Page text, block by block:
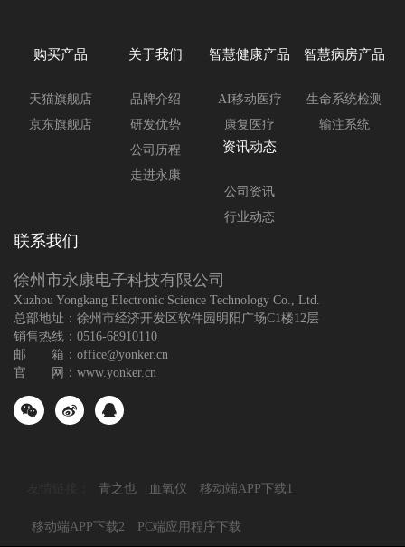
购买产品
天猫旗舰店
京东旗舰店
关于我们
品牌介绍
研发优势
公司历程
走进永康
智慧健康产品
AI移动医疗
康复医疗
智慧病房产品
生命系统检测
输注系统
资讯动态
公司资讯
行业动态
联系我们
徐州市永康电子科技有限公司
Xuzhou Yongkang Electronic Science Technology Co., Ltd.
总部地址：徐州市经济开发区软件园明阳广场C1楼12层
销售热线：0516-68910110
邮 箱：office@yonker.cn
官 网：www.yonker.cn
青之也 血氧仪 移动端APP下载1
移动端APP下载2 PC端应用程序下载